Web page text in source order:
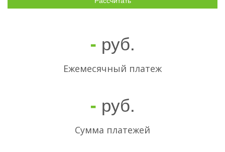
- руб.
Ежемесячный платеж
- руб.
Cумма платежей